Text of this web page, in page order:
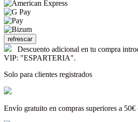
Descuento adicional en tu compra
VIP: "ESPARTERIA".
Solo para clientes registrados
Envío gratuito en compras superiores a 50€